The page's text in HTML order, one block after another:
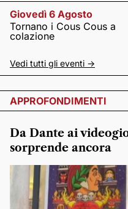
Giovedì 6 Agosto
Tornano i Cous Cous a
colazione
Vedi tutti gli eventi ->
APPROFONDIMENTI
Da Dante ai
sorprende ancora